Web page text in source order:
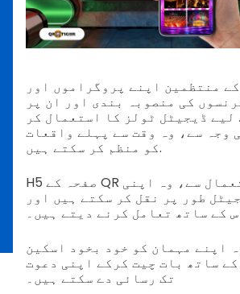
منتظمین اپنے پروگراموں اور
کی منصوبہ بندی اور ان پر
لیے ڈیجیٹل ٹولز کا استعمال کر
وجہ سے، وہ وقت سے پہلے واقعات
کو منظم کر سکتے ہیں.
H5 صفحہ کے QR کوڈز کے استعمال سے، وہ اپنی
طور پر نقل کر سکتے ہیں اور
کے ساتھ تعامل کرنے دیتے ہیں۔
اپنے مہمان کو خود بخود اسکین
ساتھ بات چیت کرکے اپنی دعوت
تک رسائی دے سکتے ہیں۔